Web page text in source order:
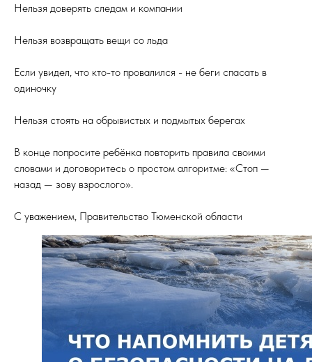
Нельзя доверять следам и компании
Нельзя возвращать вещи со льда
Если увидел, что кто-то провалился - не беги спасать в
одиночку
Нельзя стоять на обрывистых и подмытых берегах
В конце попросите ребёнка повторить правила своими
словами и договоритесь о простом алгоритме: «Стоп —
назад — зову взрослого».
С уважением, Правительство Тюменской области